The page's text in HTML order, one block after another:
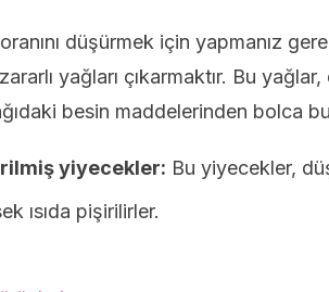
düşürmek için yapmanız
yağları çıkarmaktır. Bu yağlar,
besin maddelerinden bolca
yiyecekler: Bu yiyecekler,
ısıda pişirilirler.